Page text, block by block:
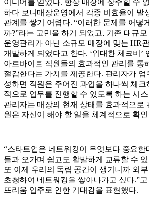
이디어를 얻었다. 항상 매장에 상주할 수
하다 보니매장운영에서 각종 비효율이 발
관계를 쌓기 어렵다. “이러한 문제를 어떻
까?”라는 고민을 하게 되었고, 기존 대규
운영관리가 아닌 소규모 매장에 맞는 HR
개발하게 되었다고 한다. ‘위대한 체크비’
아르바이트 직원들의 효과적인 관리를 통
절감한다는 가치를 제공한다. 관리자가
성하면 직원은 주어진 과업을 하나씩 체크
적으로 업무를 진행할 수 있도록 하는 시
관리자는 매장의 현재 상태를 효과적으로
원은 자신이 해야 할 일을 체계적으로 확
“스타트업은 네트워킹이 무엇보다 중요한
들과 오가며 쉽고도 활발하게 교류할 수
또 이제 우리의 독립 공간이 생기니까 외
초청하여 네트워킹을 쌓아나가고 싶다.”
뜨리움 입주로 인한 기대감을 표현했다.